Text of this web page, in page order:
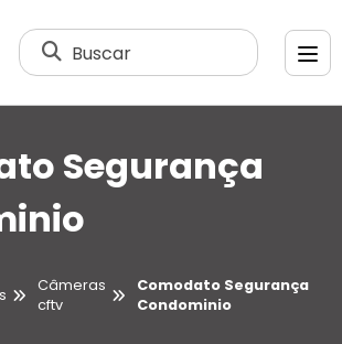
Buscar
Segurança
Câmeras
cftv
Comodato Segurança
Condominio